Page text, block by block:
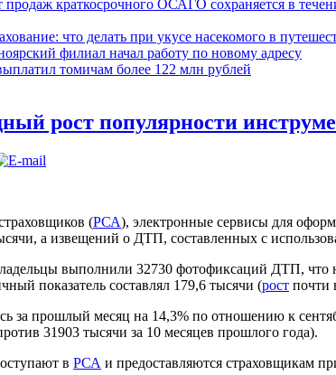
продаж краткосрочного ОСАГО сохраняется в
что делать при укусе насекомого в
филиал начал работу по новому адресу
томичам более 122 млн рублей
рост популярности
(РСА), электронные сервисы для
а извещений о ДТП, составленных с
выполнили 32730 фотофиксаций ДТП,
показатель составлял 179,6 тысячи (рост почти
за прошлый месяц на 14,3% по отношению к
31903 тысячи за 10 месяцев прошлого года).
в РСА и предоставляются страховщикам